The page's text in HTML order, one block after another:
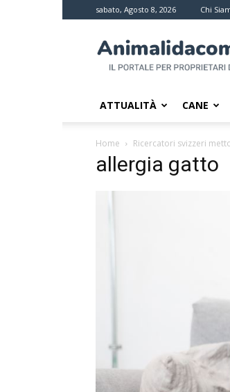
sabato, Agosto 8, 2026 Chi
da
Il
i
ATTUALITÀ CANE
Home Ricercatori svizzeri
allergia gatto